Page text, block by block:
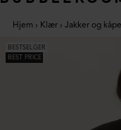
Hjem › Klær › Jakker og
BESTSELGER
BEST PRICE